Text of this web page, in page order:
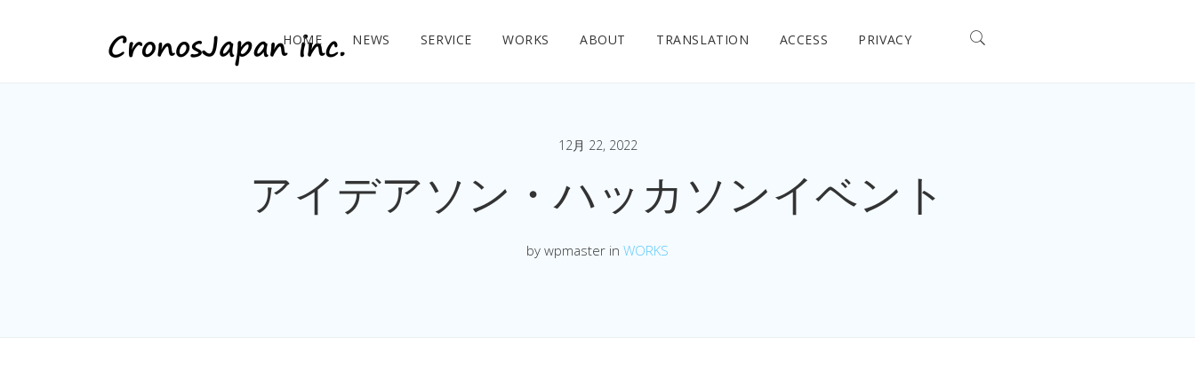
HOME NEWS SERVICE WORKS ABOUT TRANSLATION ACCESS PRIVACY
12月 22, 2022
アイデアソン・ハッカソンイベント
by wpmaster in WORKS